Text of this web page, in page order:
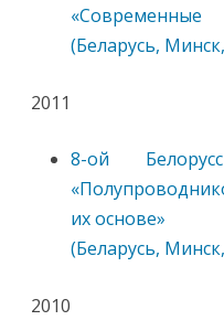
(Беларусь,
2011
8-ой
их основе»
(Беларусь,
2010